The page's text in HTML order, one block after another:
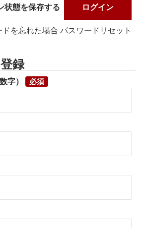
状態を保存する
ドを忘れた場合 パスワードリセット
録
字）